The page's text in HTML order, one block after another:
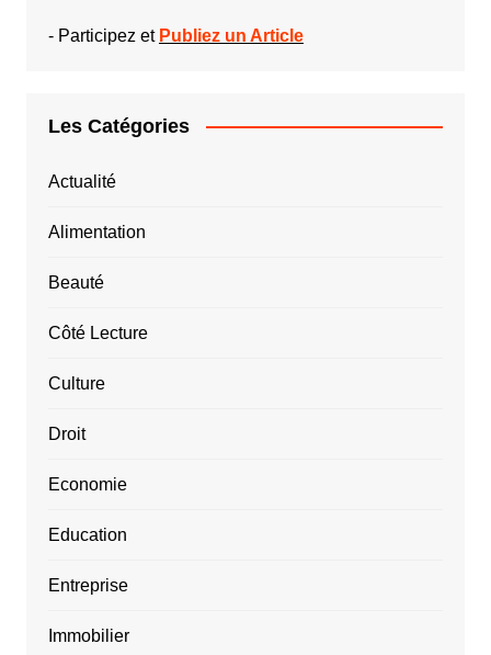
- Participez et Publiez un Article
Les Catégories
Actualité
Alimentation
Beauté
Côté Lecture
Culture
Droit
Economie
Education
Entreprise
Immobilier